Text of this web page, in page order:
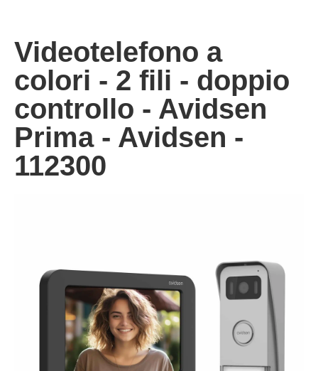
Videotelefono a
colori - 2 fili - doppio
controllo - Avidsen
Prima - Avidsen -
112300